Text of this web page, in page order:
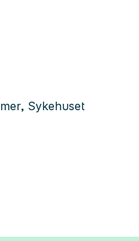
Sykehuset